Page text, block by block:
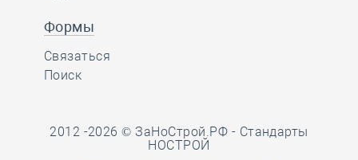
Формы
Связаться
Поиск
2012 -2026 © ЗаНоСтрой.РФ - Стандарты
НОСТРОЙ